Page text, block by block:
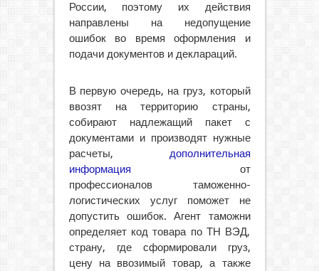
России, поэтому их действия
направлены на недопущение
ошибок во время оформления и
подачи документов и деклараций.
В первую очередь, на груз, который
ввозят на территорию страны,
собирают надлежащий пакет с
документами и производят нужные
расчеты, дополнительная
информация от
профессионалов таможенно-
логистических услуг поможет не
допустить ошибок. Агент таможни
определяет код товара по ТН ВЭД,
страну, где сформировали груз,
цену на ввозимый товар, а также